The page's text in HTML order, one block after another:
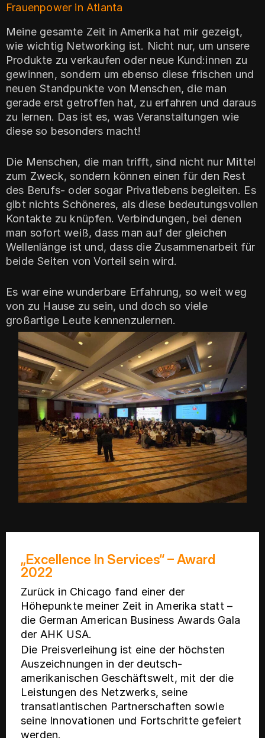
Frauenpower in Atlanta
Meine gesamte Zeit in Amerika hat mir gezeigt,
wie wichtig Networking ist. Nicht nur, um unsere
Produkte zu verkaufen oder neue Kund:innen zu
gewinnen, sondern um ebenso diese frischen und
neuen Standpunkte von Menschen, die man
gerade erst getroffen hat, zu erfahren und daraus
zu lernen. Das ist es, was Veranstaltungen wie
diese so besonders macht!
Die Menschen, die man trifft, sind nicht nur Mittel
zum Zweck, sondern können einen für den Rest
des Berufs- oder sogar Privatlebens begleiten. Es
gibt nichts Schöneres, als diese bedeutungsvollen
Kontakte zu knüpfen. Verbindungen, bei denen
man sofort weiß, dass man auf der gleichen
Wellenlänge ist und, dass die Zusammenarbeit für
beide Seiten von Vorteil sein wird.
Es war eine wunderbare Erfahrung, so weit weg
von zu Hause zu sein, und doch so viele
großartige Leute kennenzulernen.
„Excellence In Services“ – Award
2022
Zurück in Chicago fand einer der
Höhepunkte meiner Zeit in Amerika statt –
die German American Business Awards Gala
der AHK USA.
Die Preisverleihung ist eine der höchsten
Auszeichnungen in der deutsch-
amerikanischen Geschäftswelt, mit der die
Leistungen des Netzwerks, seine
transatlantischen Partnerschaften sowie
seine Innovationen und Fortschritte gefeiert
werden.